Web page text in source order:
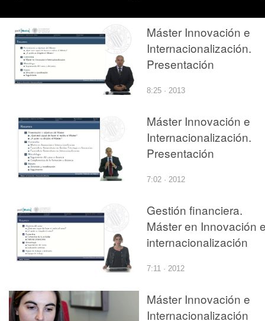
Máster Innovación e
Internacionalización.
Presentación
8:25 · 2013
Máster Innovación e
Internacionalización.
Presentación
7:02 · 2012
Gestión financiera.
Máster en Innovación
internacionalización
7:11 · 2012
Máster Innovación e
Internacionalización